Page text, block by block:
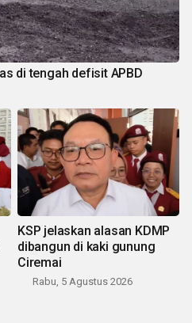
di tengah defisit APBD
KSP jelaskan alasan KDMP
dibangun di kaki gunung
Ciremai
Rabu, 5 Agustus 2026